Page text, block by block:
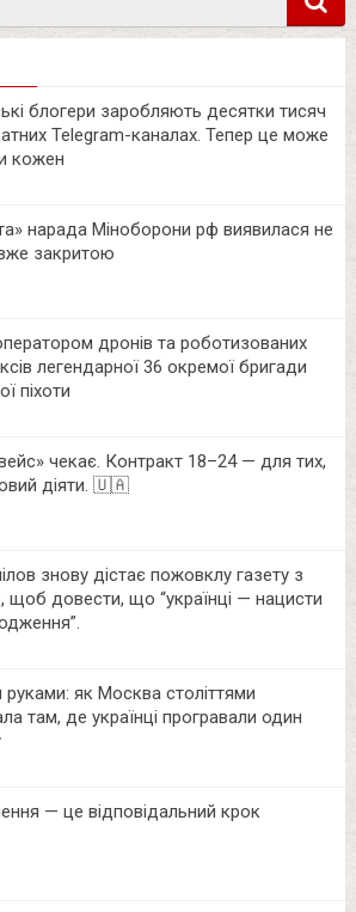
блогери заробляють десятки тисяч
Telegram-каналах. Тепер це може
кожен
нарада Міноборони рф виявилася не
закритою
дронів та роботизованих
легендарної 36 окремої бригади
піхоти
чекає. Контракт 18–24 — для тих,
діяти. 🇺🇦
знову дістає пожовклу газету з
щоб довести, що “українці — нацисти
як Москва століттями
там, де українці програвали один
— це відповідальний крок